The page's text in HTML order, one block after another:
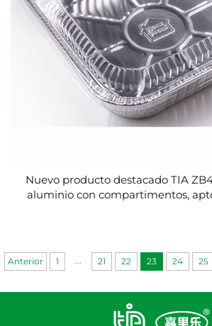
Nuevo producto destacado TIA
aluminio con compartimentos,
Anterior 1 21 22 23 24 25